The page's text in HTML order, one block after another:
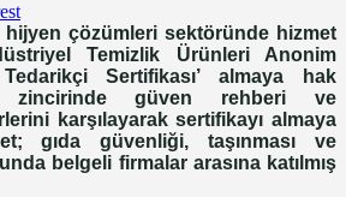
çözümleri sektöründe hizmet
Temizlik Ürünleri Anonim
Sertifikası’ almaya hak
zincirinde güven rehberi ve
karşılayarak sertifikayı almaya
gıda güvenliği, taşınması ve
belgeli firmalar arasına katılmış